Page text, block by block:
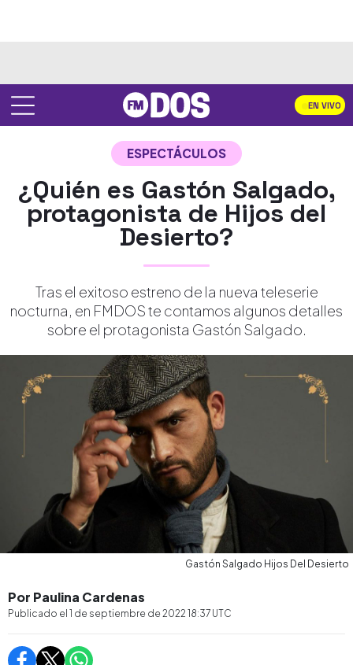
EN VIVO
ESPECTÁCULOS
¿Quién es Gastón Salgado,
protagonista de Hijos del
Desierto?
Tras el exitoso estreno de la nueva teleserie
nocturna, en FMDOS te contamos algunos detalles
sobre el protagonista Gastón Salgado.
Gastón Salgado Hijos Del Desierto
Por Paulina Cardenas
Publicado el 1 de septiembre de 2022 18:37 UTC